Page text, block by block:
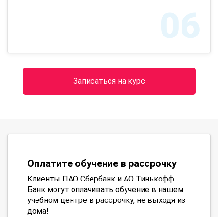
06
Записаться на курс
Оплатите обучение в рассрочку
Клиенты ПАО Сбербанк и АО Тинькофф
Банк могут оплачивать обучение в нашем
учебном центре в рассрочку, не выходя из
дома!